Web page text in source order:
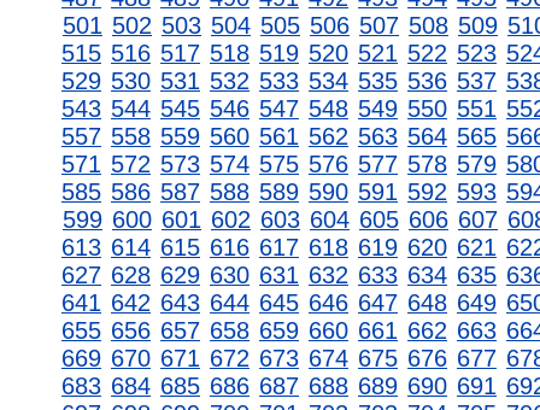
501 502 503 504 505 506 507 508 509
515 516 517 518 519 520 521 522 523
529 530 531 532 533 534 535 536 537
543 544 545 546 547 548 549 550 551
557 558 559 560 561 562 563 564 565
571 572 573 574 575 576 577 578 579
585 586 587 588 589 590 591 592 593
599 600 601 602 603 604 605 606 607
613 614 615 616 617 618 619 620 621
627 628 629 630 631 632 633 634 635
641 642 643 644 645 646 647 648 649
655 656 657 658 659 660 661 662 663
669 670 671 672 673 674 675 676 677
683 684 685 686 687 688 689 690 691